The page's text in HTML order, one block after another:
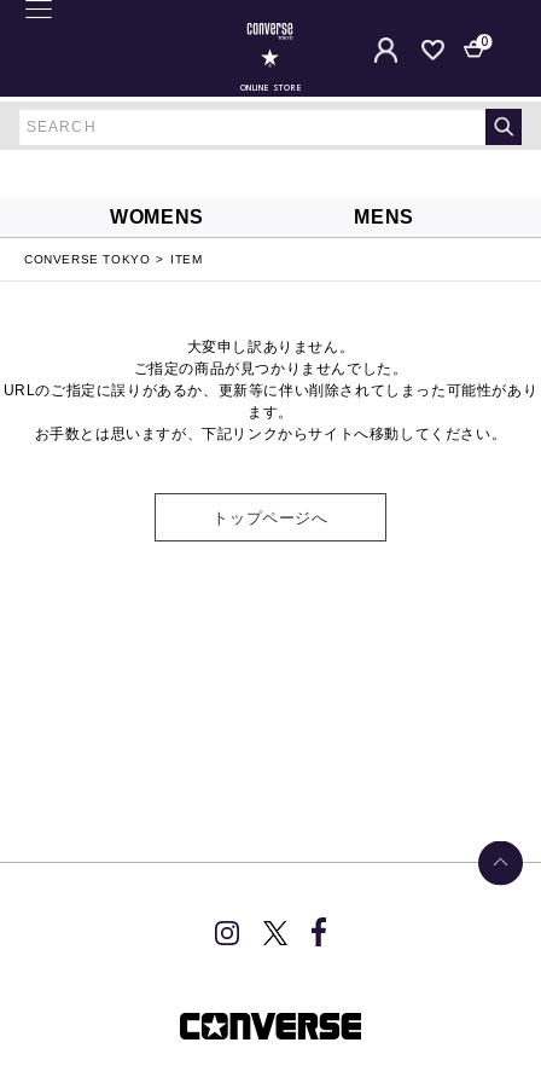
ONLINE STORE
0
WOMENS MENS
CONVERSE TOKYO ITEM
大変申し訳ありません。
ご指定の商品が見つかりませんでした。
URLのご指定に誤りがあるか、更新等に伴い削除されてしまった可能性があり
ます。
お手数とは思いますが、下記リンクからサイトへ移動してください。
トップページへ